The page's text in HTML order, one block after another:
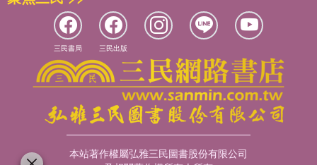
三民書局 三民出版
本站著作權屬弘雅三民圖書股份有限公司